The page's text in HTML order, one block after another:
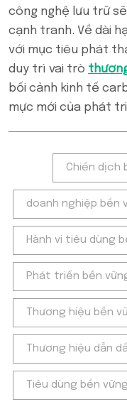
công nghệ lưu trữ
cạnh tranh. Về dài
với mục tiêu phát
duy trì vai trò
bối cảnh kinh tế
mực mới của phát
Chiến dịch
doanh nghiệp bền
Hành vi tiêu dùng
Phát triển bền
Thương hiệu bền
Thương hiệu dẫn
Tiêu dùng bền vững